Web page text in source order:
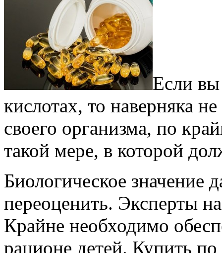
Если
кислотах, то наверняка
своего организма, по
такой мере, в которой
Биологическое значение
переоценить. Эксперты
Крайне необходимо
рационе детей. Купить